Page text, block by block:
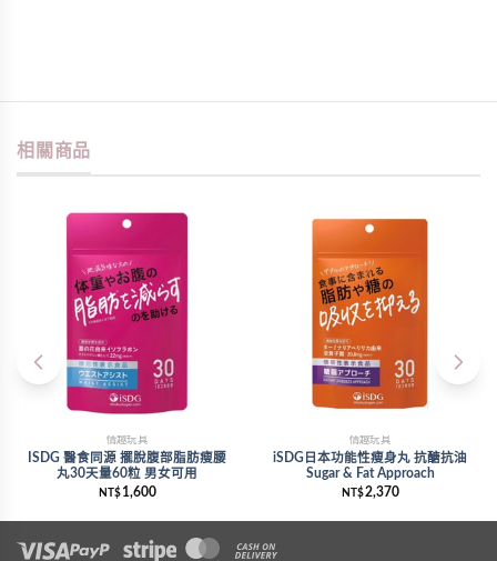
相關商品
情趣玩具
ISDG 醫食同源 擺脫腹部脂肪瘦腰
丸30天量60粒 男女可用
NT$ 1,600
情趣玩具
iSDG日本功能性瘦身丸 抗醣抗油
Sugar & Fat Approach
NT$2,370